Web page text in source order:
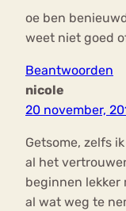
oe ben
weet niet goed
Beantwoorden
nicole
20 november,
Getsome, zelfs
al het
beginnen lekker
al wat weg te